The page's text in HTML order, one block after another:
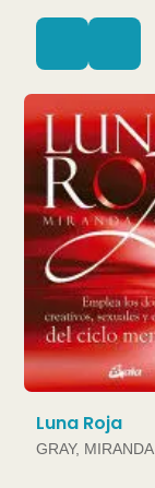
Luna Roja
GRAY, MIRANDA